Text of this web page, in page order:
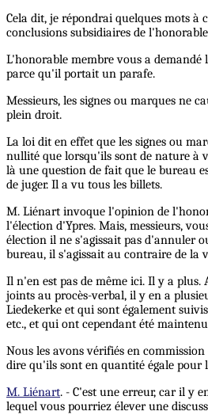
Cela dit, je répondrai quelques mots à
conclusions subsidiaires de
L'honorable membre vous a
parce qu'il portait un parafe.
Messieurs, les signes ou marques ne
plein droit.
La loi dit en effet que les signes ou
nullité que lorsqu'ils sont de nature à
là une question de fait que le bureau
de juger. Il a vu tous les billets.
M. Liénart invoque l'opinion de
l'élection d'Ypres. Mais, messieurs,
élection il ne s'agissait pas d'annuler
bureau, il s'agissait au contraire de la
Il n'en est pas de même ici. Il y a plus.
joints au procès-verbal, il y en a
Liedekerke et qui sont également
etc., et qui ont cependant été
Nous les avons vérifiés en
dire qu'ils sont en quantité égale pour
M. Liénart. - C'est une erreur, car il y
lequel vous pourriez élever une